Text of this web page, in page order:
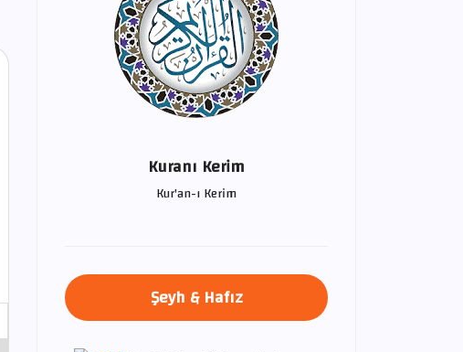
Kuranı Kerim
Kur'an-ı Kerim
Şeyh & Hafız